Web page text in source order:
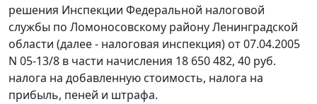
решения Инспекции Федеральной налоговой
службы по Ломоносовскому району Ленинградской
области (далее - налоговая инспекция) от 07.04.2005
N 05-13/8 в части начисления 18 650 482, 40 руб.
налога на добавленную стоимость, налога на
прибыль, пеней и штрафа.